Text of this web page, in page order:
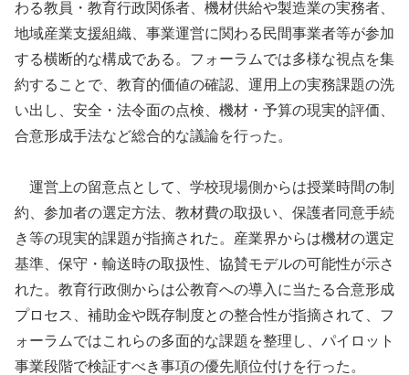
わる教員・教育行政関係者、機材供給や製造業の実務者、
地域産業支援組織、事業運営に関わる民間事業者等が参加
する横断的な構成である。フォーラムでは多様な視点を集
約することで、教育的価値の確認、運用上の実務課題の洗
い出し、安全・法令面の点検、機材・予算の現実的評価、
合意形成手法など総合的な議論を行った。
運営上の留意点として、学校現場側からは授業時間の制
約、参加者の選定方法、教材費の取扱い、保護者同意手続
き等の現実的課題が指摘された。産業界からは機材の選定
基準、保守・輸送時の取扱性、協賛モデルの可能性が示さ
れた。教育行政側からは公教育への導入に当たる合意形成
プロセス、補助金や既存制度との整合性が指摘されて、フ
ォーラムではこれらの多面的な課題を整理し、パイロット
事業段階で検証すべき事項の優先順位付けを行った。